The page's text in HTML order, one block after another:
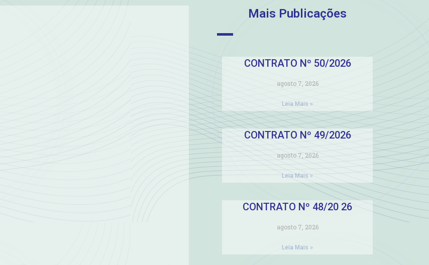
Mais Publicações
CONTRATO Nº 50/2026
agosto 7, 2026
Leia Mais »
CONTRATO Nº 49/2026
agosto 7, 2026
Leia Mais »
CONTRATO Nº 48/20 26
agosto 7, 2026
Leia Mais »